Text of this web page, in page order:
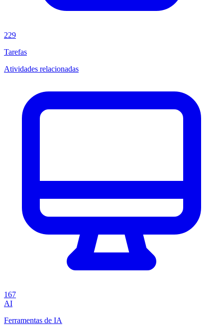
229
Tarefas
Atividades relacionadas
167
AI
Ferramentas de IA